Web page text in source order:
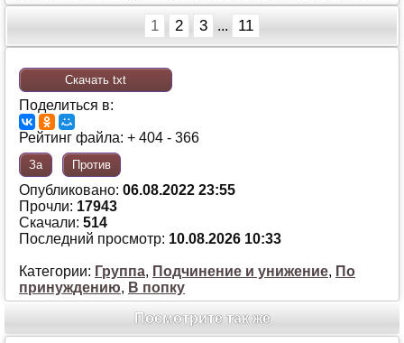
1 2 3 ... 11
Скачать txt
Поделиться в:
Рейтинг файла: + 404 - 366
За Против
Опубликовано: 06.08.2022 23:55
Прочли: 17943
Скачали: 514
Последний просмотр: 10.08.2026 10:33
Категории: Группа, Подчинение и унижение, По
принуждению, В попку
Посмотрите так же